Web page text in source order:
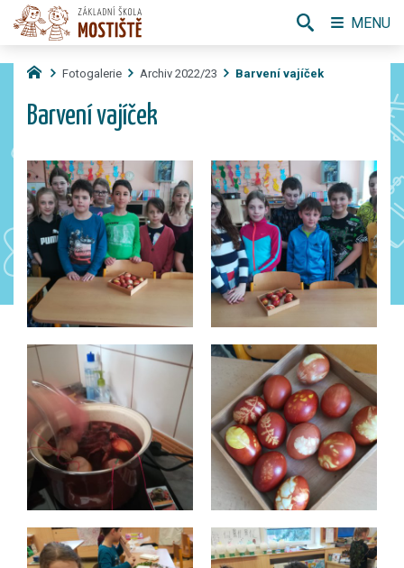
Fotogalerie Archiv 2022/23 Barvení vajíček
Barvení vajíček
MENU